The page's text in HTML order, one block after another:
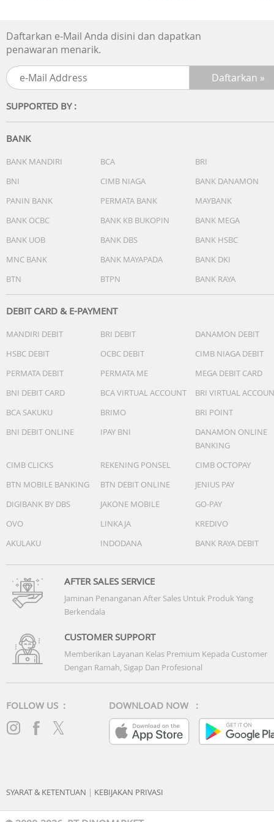
Daftarkan e-Mail Anda disini dan dapatkan
penawaran menarik.
SUPPORTED BY :
BANK
BANK MANDIRI BCA
BRI
BNI
CIMB NIAGA
BANK DANAMON
PANIN BANK
PERMATA BANK
MAYBANK
BANK OCBC
BANK KB BUKOPIN
BANK MEGA
BANK UOB
BANK DBS
BANK HSBC
MNC BANK
BANK MAYAPADA
BANK DKI
BTN
BTPN BANK RAYA
DEBIT CARD & E-PAYMENT
MANDIRI DEBIT BRI DEBIT
DANAMON DEBIT
HSBC DEBIT
OCBC DEBIT
CIMB NIAGA DEBIT
PERMATA DEBIT
PERMATA ME
MEGA DEBIT CARD
BNI DEBIT CARD
BCA VIRTUAL ACCOUNT
BRI VIRTUAL
BCA SAKUKU
BRIMO
BRI POINT
BNI DEBIT ONLINE
IPAY BNI
DANAMON ONLINE
BANKING
CIMB CLICKS
REKENING PONSEL
CIMB OCTOPAY
BTN MOBILE BANKING
BTN DEBIT ONLINE
JENIUS PAY
DIGIBANK BY DBS
JAKONE MOBILE
GO-PAY
OVO
LINKAJA
KREDIVO
AKULAKU
INDODANA BANK RAYA DEBIT
AFTER SALES SERVICE
Jaminan Penanganan After Sales Untuk Produk Yang
Berkendala
CUSTOMER SUPPORT
Memberikan Layanan Kelas Premium Kepada Customer
Dengan Ramah, Sigap Dan Profesional
FOLLOW US : DOWNLOAD NOW :
SYARAT & KETENTUAN | KEBIJAKAN PRIVASI